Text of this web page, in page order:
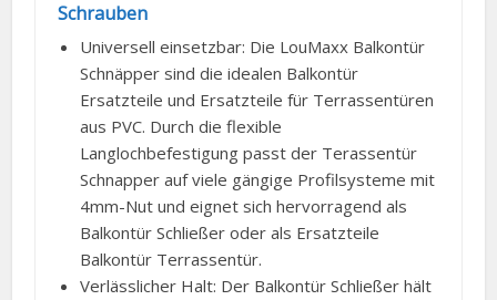
Schrauben
Universell einsetzbar: Die LouMaxx Balkontür
Schnäpper sind die idealen Balkontür
Ersatzteile und Ersatzteile für Terrassentüren
aus PVC. Durch die flexible
Langlochbefestigung passt der Terassentür
Schnapper auf viele gängige Profilsysteme mit
4mm-Nut und eignet sich hervorragend als
Balkontür Schließer oder als Ersatzteile
Balkontür Terrassentür.
Verlässlicher Halt: Der Balkontür Schließer hält